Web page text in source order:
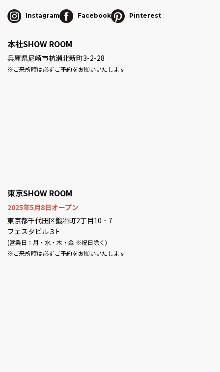
Instagram Facebook Pinterest
本社SHOW ROOM
兵庫県尼崎市杭瀬北新町3-2-28
※ご来所時は必ずご予約をお願いいたします
東京SHOW ROOM
2025年5月8日オープン
東京都千代田区鍛冶町2丁目10‐7
フェスタビル３F
(営業日：月・水・木・金 ※祝日除く)
※ご来所時は必ずご予約をお願いいたします